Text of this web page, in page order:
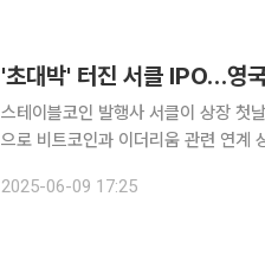
스테이블코인 발행사 서클이 상장 첫
으로 비트코인과 이더리움 관련 연계
국 증권거래위원회(SEC)에 제출했다
2025-06-09 17:25